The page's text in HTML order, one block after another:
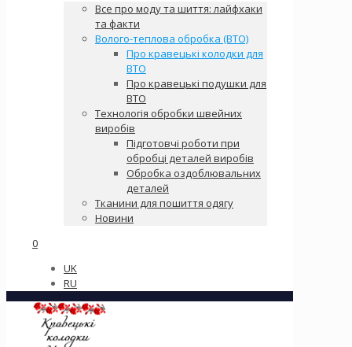
Все про моду та шиття: лайфхаки
та факти
Волого-теплова обробка (ВТО)
Про кравецькі колодки для
ВТО
Про кравецькі подушки для
ВТО
Технологія обробки швейних
виробів
Підготовчі роботи при
обробці деталей виробів
Обробка оздоблювальних
деталей
Тканини для пошиття одягу
Новини
0
UK
RU